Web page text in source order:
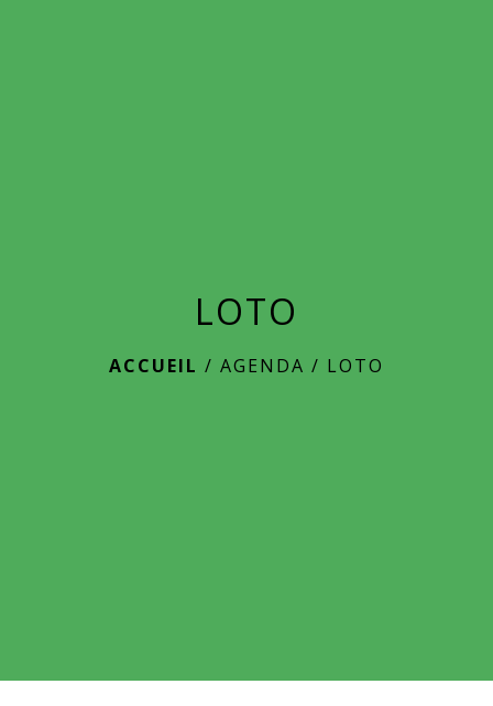
LOTO
ACCUEIL / AGENDA / LOTO